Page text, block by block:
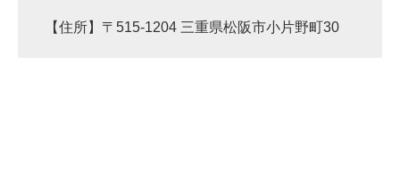
【住所】〒515-1204 三重県松阪市小片野町30